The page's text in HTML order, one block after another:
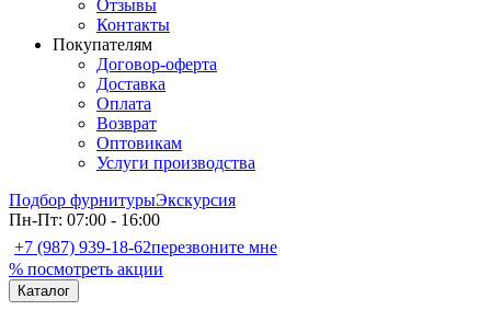
Отзывы
Контакты
Покупателям
Договор-оферта
Доставка
Оплата
Возврат
Оптовикам
Услуги производства
Подбор фурнитурыЭкскурсия
Пн-Пт: 07:00 - 16:00
+7 (987) 939-18-62перезвоните мне
% посмотреть акции
Каталог